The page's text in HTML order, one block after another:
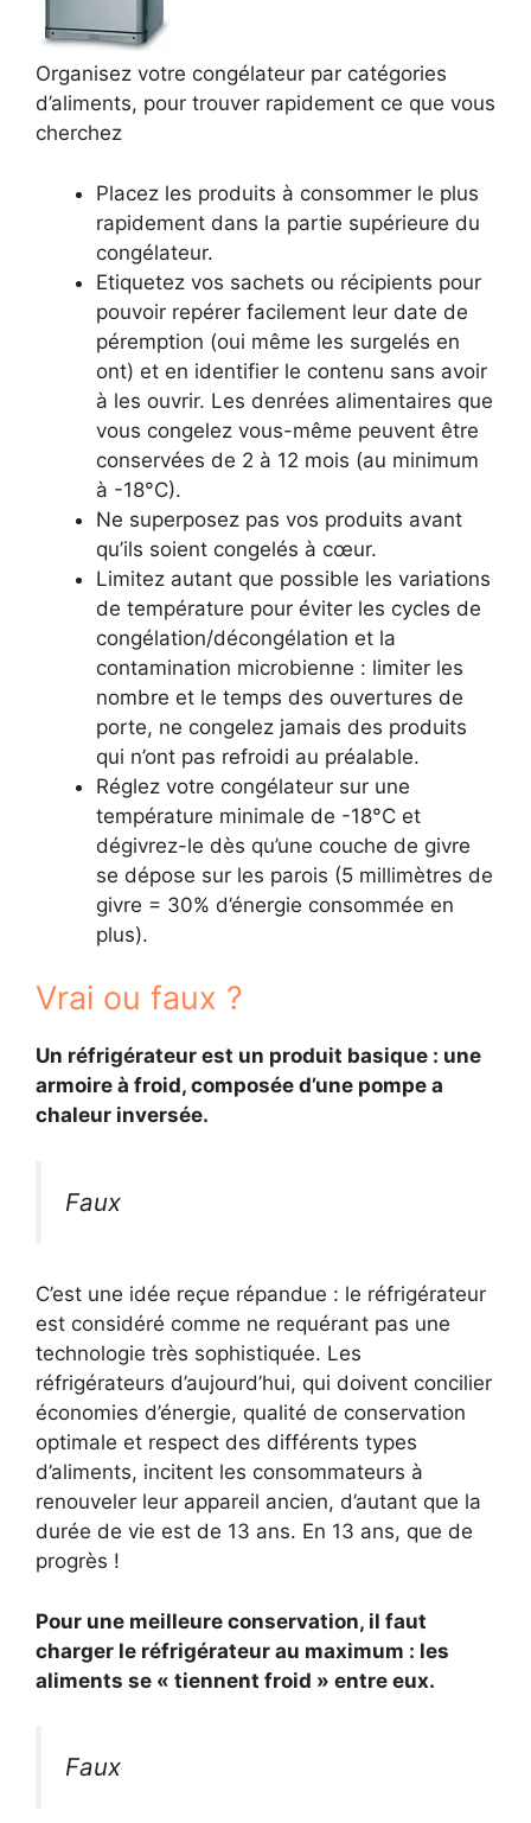
Organisez votre congélateur par catégories
d’aliments, pour trouver rapidement ce que vous
cherchez
Placez les produits à consommer le plus
rapidement dans la partie supérieure du
congélateur.
Etiquetez vos sachets ou récipients pour
pouvoir repérer facilement leur date de
péremption (oui même les surgelés en
ont) et en identifier le contenu sans avoir
à les ouvrir. Les denrées alimentaires que
vous congelez vous-même peuvent être
conservées de 2 à 12 mois (au minimum
à -18°C).
Ne superposez pas vos produits avant
qu’ils soient congelés à cœur.
Limitez autant que possible les variations
de température pour éviter les cycles de
congélation/décongélation et la
contamination microbienne : limiter les
nombre et le temps des ouvertures de
porte, ne congelez jamais des produits
qui n’ont pas refroidi au préalable.
Réglez votre congélateur sur une
température minimale de -18°C et
dégivrez-le dès qu’une couche de givre
se dépose sur les parois (5 millimètres de
givre = 30% d’énergie consommée en
plus).
Vrai ou faux ?
Un réfrigérateur est un produit basique : une
armoire à froid, composée d’une pompe a
chaleur inversée.
Faux
C’est une idée reçue répandue : le réfrigérateur
est considéré comme ne requérant pas une
technologie très sophistiquée. Les
réfrigérateurs d’aujourd’hui, qui doivent concilier
économies d’énergie, qualité de conservation
optimale et respect des différents types
d’aliments, incitent les consommateurs à
renouveler leur appareil ancien, d’autant que la
durée de vie est de 13 ans. En 13 ans, que de
progrès !
Pour une meilleure conservation, il faut
charger le réfrigérateur au maximum : les
aliments se « tiennent froid » entre eux.
Faux